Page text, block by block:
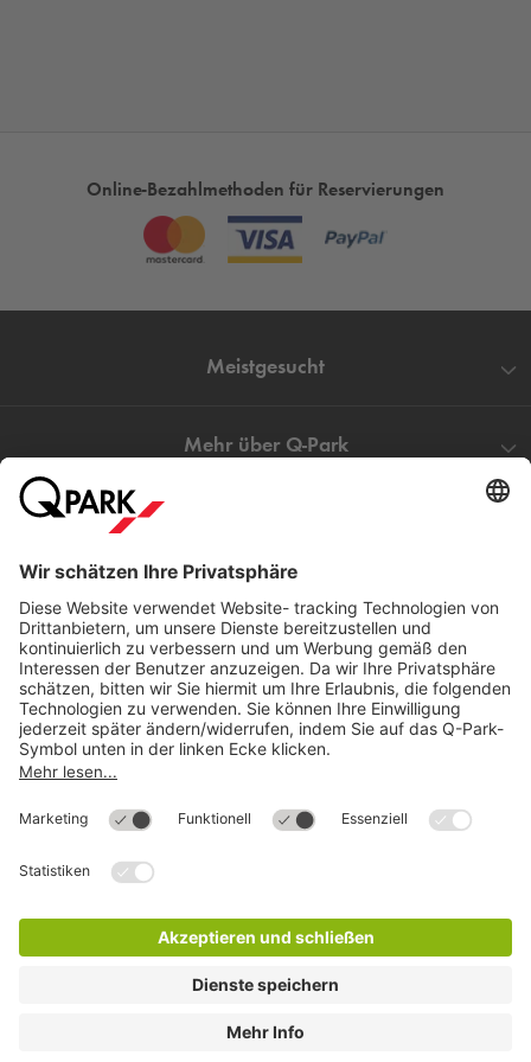
Online-Bezahlmethoden für Reservierungen
Meistgesucht
Mehr über Q-Park
Direkt zum
Download
AGB
Datenschutzerklärung
Impressum